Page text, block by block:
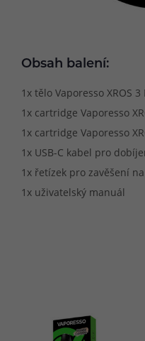
Obsah balení:
1x tělo Vaporesso XROS
1x cartridge Vaporesso
1x cartridge Vaporesso
1x USB-C kabel pro
1x řetízek pro zavěšení
1x uživatelský manuál